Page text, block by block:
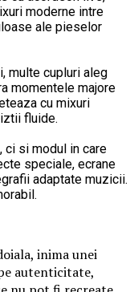
moderne intre
ale pieselor
multe cupluri aleg
momentele majore
cu mixuri
fluide.
ci si modul in care
speciale, ecrane
adaptate muzicii.
inima unei
autenticitate,